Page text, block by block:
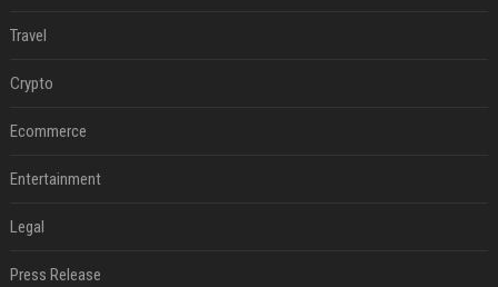
Travel
Crypto
Ecommerce
Entertainment
Legal
Press Release